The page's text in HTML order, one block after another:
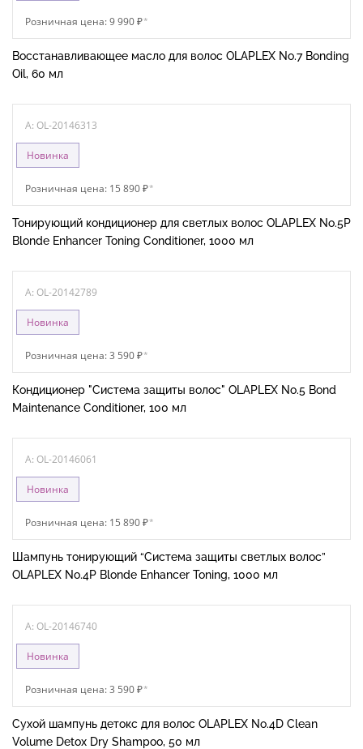
Розничная цена: 9 990 ₽*
Восстанавливающее масло для волос OLAPLEX No.7 Bonding
Oil, 60 мл
A: OL-20146313
Новинка
Розничная цена: 15 890 ₽*
Тонирующий кондиционер для светлых волос OLAPLEX No.5P
Blonde Enhancer Toning Conditioner, 1000 мл
A: OL-20142789
Новинка
Розничная цена: 3 590 ₽*
Кондиционер "Система защиты волос" OLAPLEX No.5 Bond
Maintenance Conditioner, 100 мл
A: OL-20146061
Новинка
Розничная цена: 15 890 ₽*
Шампунь тонирующий “Система защиты светлых волос”
OLAPLEX No.4P Blonde Enhancer Toning, 1000 мл
A: OL-20146740
Новинка
Розничная цена: 3 590 ₽*
Сухой шампунь детокс для волос OLAPLEX No.4D Clean
Volume Detox Dry Shampoo, 50 мл